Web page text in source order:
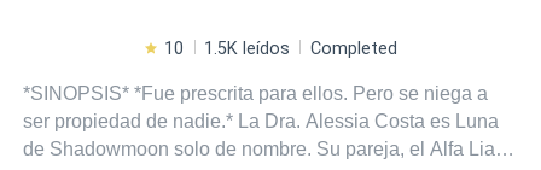
deslizó con tristeza su mano sobre su estómago, donde
años, había esperado con ansias este momento. Pero
nunca se imaginó que, el día en que aquel sueño
finalmente se hizo realidad, sería ella misma quien dijese
10 1.5K leídos Completed
*SINOPSIS* *Fue prescrita para ellos. Pero se niega a
ser propiedad de nadie.* La Dra. Alessia Costa es Luna
de Shadowmoon solo de nombre. Su pareja, el Alfa Liam,